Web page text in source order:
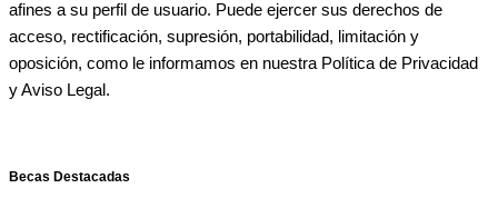
afines a su perfil de usuario. Puede ejercer sus derechos de
acceso, rectificación, supresión, portabilidad, limitación y
oposición, como le informamos en nuestra Política de Privacidad
y Aviso Legal.
Becas Destacadas